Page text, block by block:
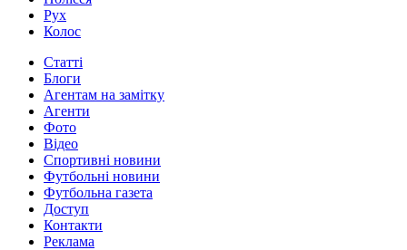
Рух
Колос
Статті
Блоги
Агентам на замітку
Агенти
Фото
Відео
Спортивні новини
Футбольні новини
Футбольна газета
Доступ
Контакти
Реклама